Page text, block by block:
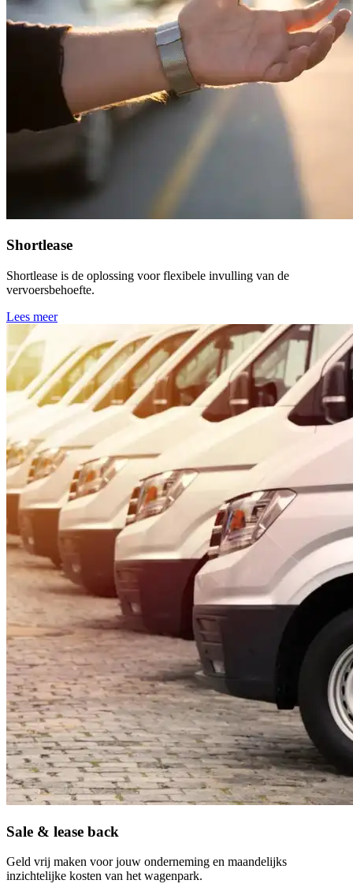
Shortlease
Shortlease is de oplossing voor flexibele invulling van de
vervoersbehoefte.
Lees meer
Sale & lease back
Geld vrij maken voor jouw onderneming en maandelijks
inzichtelijke kosten van het wagenpark.